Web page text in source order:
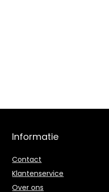
Informatie
Contact
Klantenservice
Over ons